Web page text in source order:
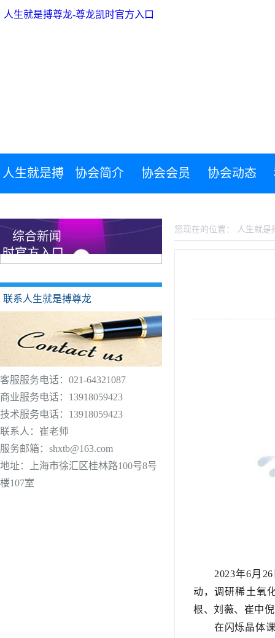
人生就是搏尊龙-尊龙凯时官方入口
人生就是搏
时官方入口
协会简介 协会会员 协会动态
综合新闻
联系人生就是搏尊龙
客服服务电话：021-64321087
商业服务电话：13918059423
技术服务电话：13918059423
联系人：崔老师
服务邮箱： shxtb@163.com
地址：上海市徐汇区桂林路100号8号
楼107室
您现在的位置： 人生就是
2023年6月 26
动，调研稀土氧
根、刘薇、崔中
在闪烁晶体